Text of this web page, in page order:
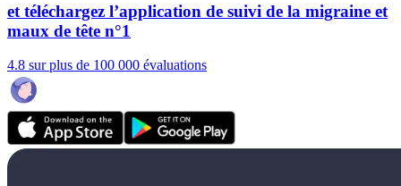
et téléchargez l’application de suivi de la migraine et
maux de tête n°1
4.8 sur plus de 100 000 évaluations